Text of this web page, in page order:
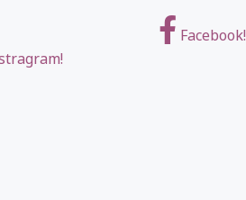
Facebook!